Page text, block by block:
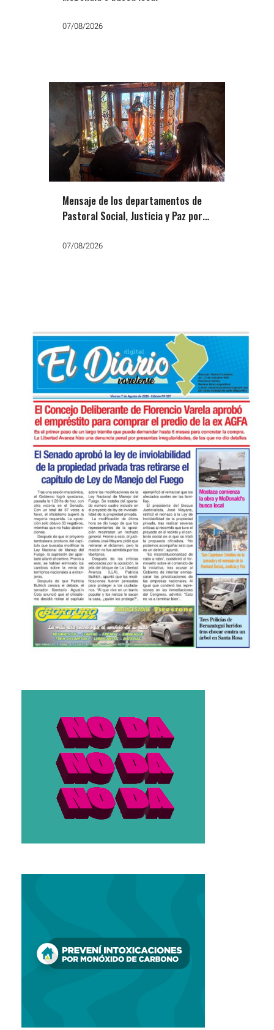
07/08/2026
Mensaje de los departamentos de
Pastoral Social, Justicia y Paz por
trabajo, el pan y la paz»
07/08/2026